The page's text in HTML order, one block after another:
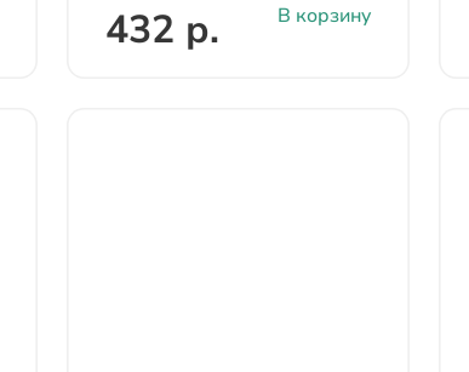
432 р. В корзину